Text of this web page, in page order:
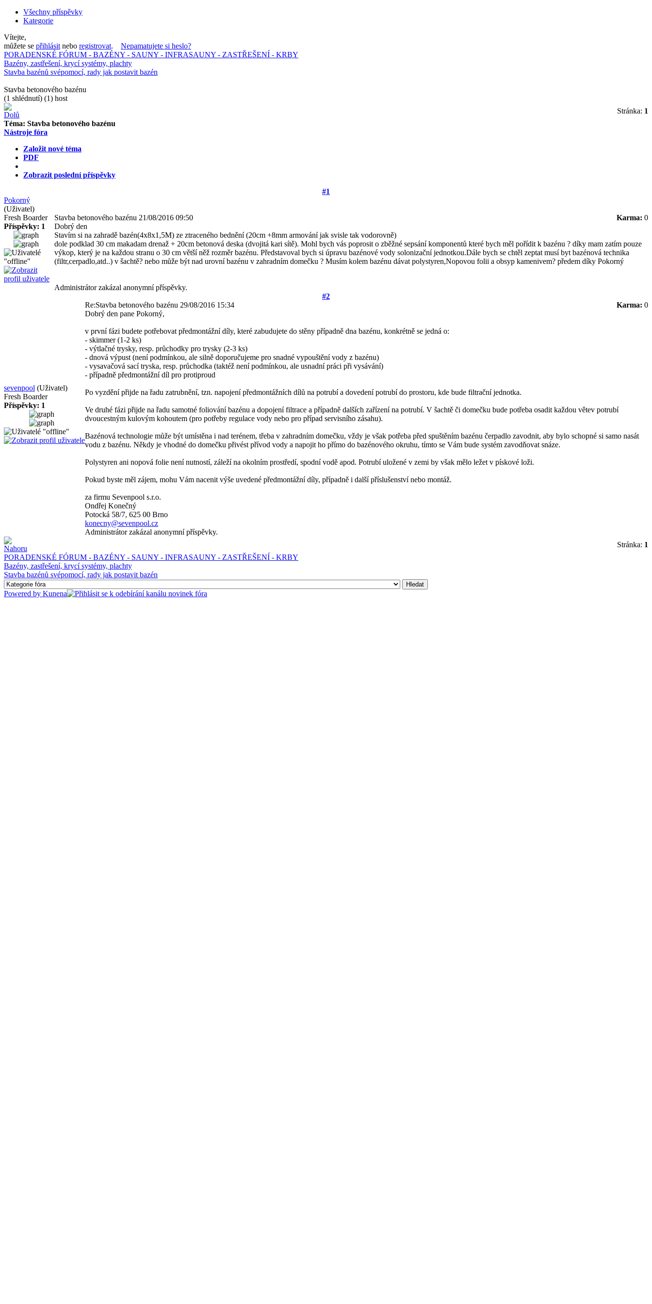
Všechny příspěvky
Kategorie
Vítejte,
můžete se přihlásit nebo registrovat. Nepamatujete si heslo?
PORADENSKÉ FÓRUM - BAZÉNY - SAUNY - INFRASAUNY - ZASTŘEŠENÍ - KRBY
Bazény, zastřešení, krycí systémy, plachty
Stavba bazénů svépomocí, rady jak postavit bazén
Stavba betonového bazénu
(1 shlédnutí) (1) host
Stránka: 1
Téma: Stavba betonového bazénu
Nástroje fóra
Založit nové téma
PDF
Zobrazit poslední příspěvky
#1
Pokorný
(Uživatel)
Fresh Boarder
Příspěvky: 1
Stavba betonového bazénu 21/08/2016 09:50 Karma: 0
Dobrý den
Stavím si na zahradě bazén(4x8x1,5M) ze ztraceného bednění (20cm +8mm armování jak svisle tak vodorovně)
dole podklad 30 cm makadam drenaž + 20cm betonová deska (dvojitá kari sítě). Mohl bych vás poprosit o zběžné sepsání komponentů které bych měl pořídit k bazénu ? díky mam zatím pouze
výkop, který je na každou stranu o 30 cm větší něž rozměr bazénu. Představoval bych si úpravu bazénové vody solonizační jednotkou.Dále bych se chtěl zeptat musí byt bazénová technika
(filtr,cerpadlo,atd..) v šachtě? nebo může být nad urovní bazénu v zahradním domečku ? Musím kolem bazénu dávat polystyren,Nopovou folii a obsyp kamenivem? předem díky Pokorný
Administrátor zakázal anonymní příspěvky.
#2
sevenpool (Uživatel)
Fresh Boarder
Příspěvky: 1
Re:Stavba betonového bazénu 29/08/2016 15:34 Karma: 0
Dobrý den pane Pokorný,
v první fázi budete potřebovat předmontážní díly, které zabudujete do stěny případně dna bazénu, konkrétně se jedná o:
- skimmer (1-2 ks)
- výtlačné trysky, resp. průchodky pro trysky (2-3 ks)
- dnová výpust (není podmínkou, ale silně doporučujeme pro snadné vypouštění vody z bazénu)
- vysavačová sací tryska, resp. průchodka (taktéž není podmínkou, ale usnadní práci při vysávání)
- případně předmontážní díl pro protiproud
Po vyzdění přijde na řadu zatrubnění, tzn. napojení předmontážních dílů na potrubí a dovedení potrubí do prostoru, kde bude filtrační jednotka.
Ve druhé fázi přijde na řadu samotné foliování bazénu a dopojení filtrace a případně dalších zařízení na potrubí. V šachtě či domečku bude potřeba osadit každou větev potrubí
dvoucestným kulovým kohoutem (pro potřeby regulace vody nebo pro případ servisního zásahu).
Bazénová technologie může být umístěna i nad terénem, třeba v zahradním domečku, vždy je však potřeba před spuštěním bazénu čerpadlo zavodnit, aby bylo schopné si samo nasát
vodu z bazénu. Někdy je vhodné do domečku přivést přívod vody a napojit ho přímo do bazénového okruhu, tímto se Vám bude systém zavodňovat snáze.
Polystyren ani nopová folie není nutností, záleží na okolním prostředí, spodní vodě apod. Potrubí uložené v zemi by však mělo ležet v pískové loži.
Pokud byste měl zájem, mohu Vám nacenit výše uvedené předmontážní díly, případně i další příslušenství nebo montáž.
za firmu Sevenpool s.r.o.
Ondřej Konečný
Potocká 58/7, 625 00 Brno
konecny@sevenpool.cz
Administrátor zakázal anonymní příspěvky.
Stránka: 1
PORADENSKÉ FÓRUM - BAZÉNY - SAUNY - INFRASAUNY - ZASTŘEŠENÍ - KRBY
Bazény, zastřešení, krycí systémy, plachty
Stavba bazénů svépomocí, rady jak postavit bazén
Powered by Kunena